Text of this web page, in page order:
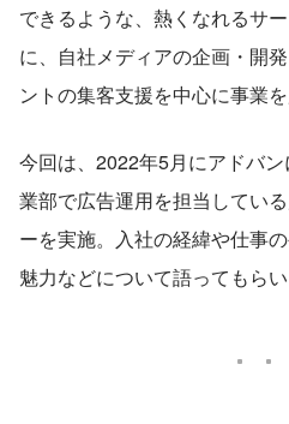
できるような、熱くなれるサ
に、自社メディアの企画・開
ントの集客支援を中心に事業を
今回は、2022年5月にアドバ
業部で広告運用を担当してい
ーを実施。入社の経緯や仕事
魅力などについて語ってもらい